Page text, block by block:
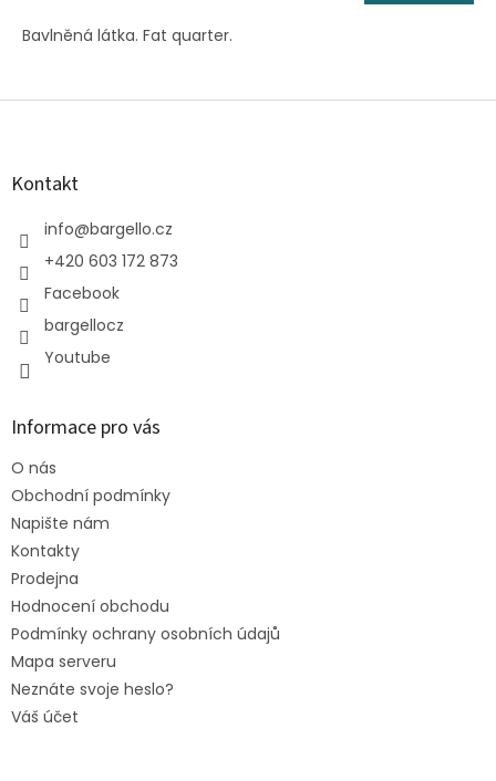
Bavlněná látka. Fat quarter.
Z
Kontakt
info@bargello.cz
+420 603 172 873
Facebook
bargellocz
Youtube
Informace pro vás
O nás
Obchodní podmínky
Napište nám
Kontakty
Prodejna
Hodnocení obchodu
Podmínky ochrany osobních údajů
Mapa serveru
Neznáte svoje heslo?
Váš účet